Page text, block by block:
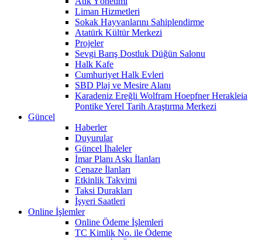
Liman Hizmetleri
Sokak Hayvanlarını Sahiplendirme
Atatürk Kültür Merkezi
Projeler
Sevgi Barış Dostluk Düğün Salonu
Halk Kafe
Cumhuriyet Halk Evleri
SBD Plaj ve Mesire Alanı
Karadeniz Ereğli Wolfram Hoepfner Herakleia
Pontike Yerel Tarih Araştırma Merkezi
Güncel
Haberler
Duyurular
Güncel İhaleler
İmar Planı Askı İlanları
Cenaze İlanları
Etkinlik Takvimi
Taksi Durakları
İşyeri Saatleri
Online İşlemler
Online Ödeme İşlemleri
TC Kimlik No. ile Ödeme